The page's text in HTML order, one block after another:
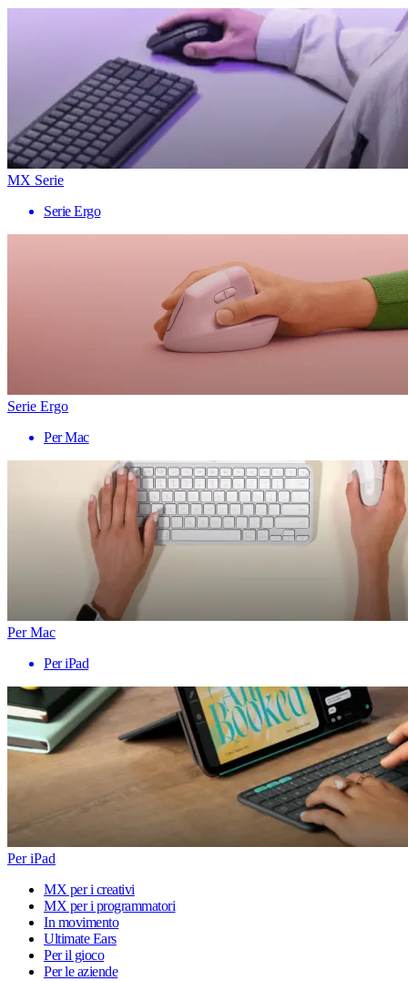
MX Serie
Serie Ergo
Serie Ergo
Per Mac
Per Mac
Per iPad
Per iPad
MX per i creativi
MX per i programmatori
In movimento
Ultimate Ears
Per il gioco
Per le aziende